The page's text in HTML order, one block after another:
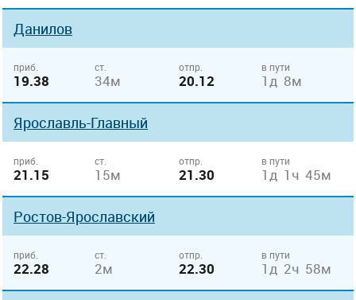
Данилов
приб.
19.38
ст.
34м
отпр.
20.12
в пути
1д 8м
Ярославль-Главный
приб.
21.15
ст.
15м
отпр.
21.30
в пути
1д 1ч 45м
Ростов-Ярославский
приб.
22.28
ст.
2м
отпр.
22.30
в пути
1д 2ч 58м